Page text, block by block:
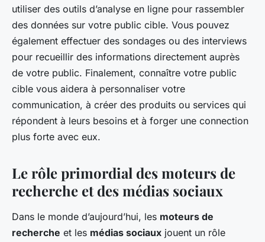
utiliser des outils d’analyse en ligne pour rassembler
des données sur votre public cible. Vous pouvez
également effectuer des sondages ou des interviews
pour recueillir des informations directement auprès
de votre public. Finalement, connaître votre public
cible vous aidera à personnaliser votre
communication, à créer des produits ou services qui
répondent à leurs besoins et à forger une connection
plus forte avec eux.
Le rôle primordial des moteurs de
recherche et des médias sociaux
Dans le monde d’aujourd’hui, les moteurs de
recherche et les médias sociaux jouent un rôle